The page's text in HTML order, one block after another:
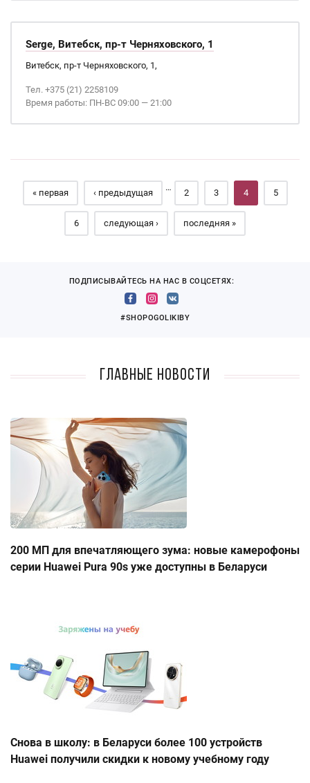
Serge, Витебск, пр-т Черняховского, 1
Витебск, пр-т Черняховского, 1,
Тел. +375 (21) 2258109
Время работы: ПН-ВС 09:00 — 21:00
Страницы
« первая ‹ предыдущая
…
2 3 4 5
6 следующая › последняя »
ПОДПИСЫВАЙТЕСЬ НА НАС В СОЦСЕТЯХ:
#SHOPOGOLIKIBY
Главные новости
200 МП для впечатляющего зума: новые камерофоны
серии Huawei Pura 90s уже доступны в Беларуси
Снова в школу: в Беларуси более 100 устройств
Huawei получили скидки к новому учебному году